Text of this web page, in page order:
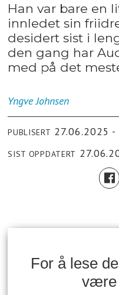
Han var bare en
innledet sin
desidert sist i
den gang har
med på det
Yngve Johnsen
PUBLISERT 27.06.2025
SIST OPPDATERT
For å lese
være